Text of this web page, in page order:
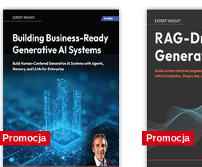
Promocja Promocja